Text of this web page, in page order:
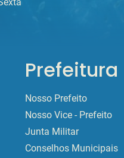
Prefeitura
Nosso Prefeito
Nosso Vice - Prefeito
Junta Militar
Conselhos Municipais